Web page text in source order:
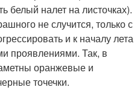
белый налет на листочках).
не случится, только с
и к началу лета
проявлениями. Так, в
оранжевые и
точечки.